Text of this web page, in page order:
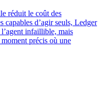
réduit le coût des
capables d’agir seuls, Ledger
infaillible, mais
précis où une